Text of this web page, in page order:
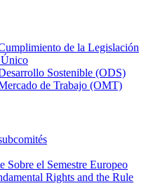
de la Legislación
Sostenible (ODS)
de Trabajo (OMT)
Sobre el Semestre Europeo
Rights and the Rule